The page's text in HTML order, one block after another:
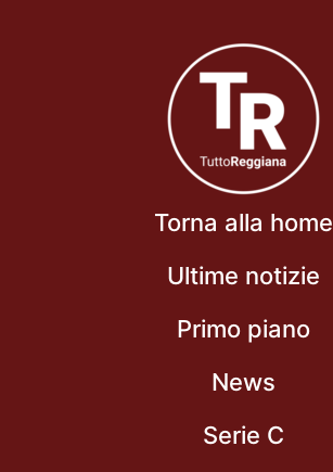
Torna alla home
Ultime notizie
Primo piano
News
Serie C